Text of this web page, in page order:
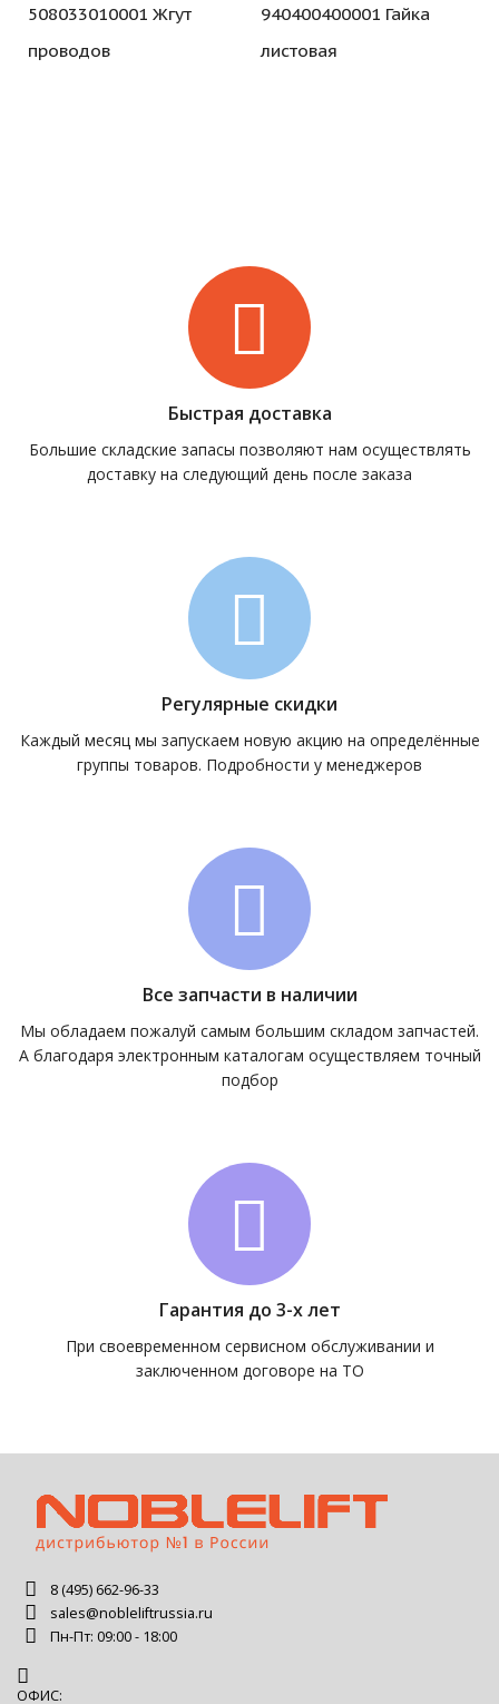
508033010001 Жгут
проводов
940400400001 Гайка
листовая
Быстрая доставка
Большие складские запасы позволяют нам осуществлять
доставку на следующий день после заказа
Регулярные скидки
Каждый месяц мы запускаем новую акцию на определённые
группы товаров. Подробности у менеджеров
Все запчасти в наличии
Мы обладаем пожалуй самым большим складом запчастей.
А благодаря электронным каталогам осуществляем точный
подбор
Гарантия до 3-х лет
При своевременном сервисном обслуживании и
заключенном договоре на ТО
8 (495) 662-96-33
sales@nobleliftrussia.ru
Пн-Пт: 09:00 - 18:00
ОФИС: